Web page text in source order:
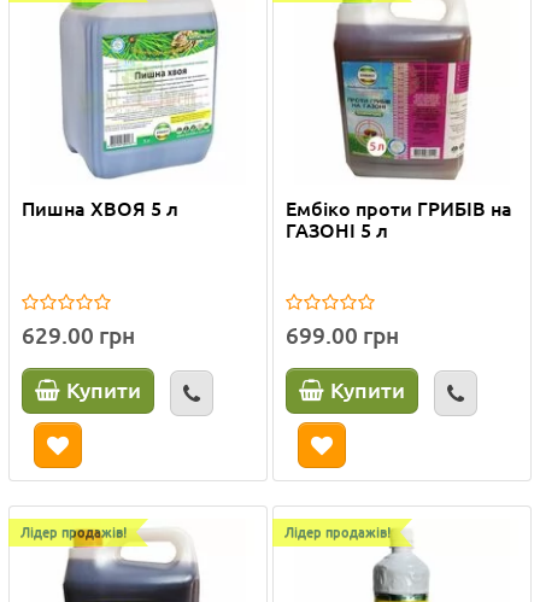
Пишна ХВОЯ 5 л
629.00 грн
Купити
Ембіко проти ГРИБІВ на
ГАЗОНІ 5 л
699.00 грн
Купити
Лідер продажів! Лідер продажів!